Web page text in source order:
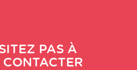
PAS À
CONTACTER